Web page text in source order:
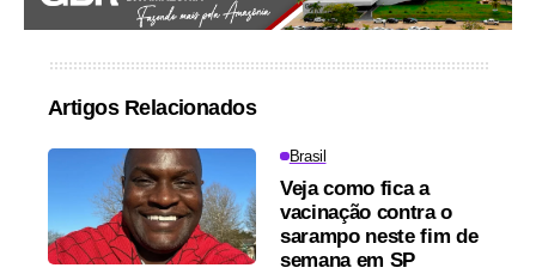
Artigos Relacionados
Brasil
Veja como fica a
vacinação contra o
sarampo neste fim de
semana em SP